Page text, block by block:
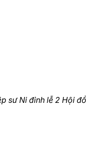
sư Ni đỉnh lễ 2 Hội